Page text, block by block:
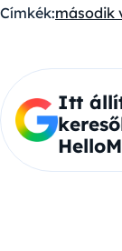
Címkék:második
Itt